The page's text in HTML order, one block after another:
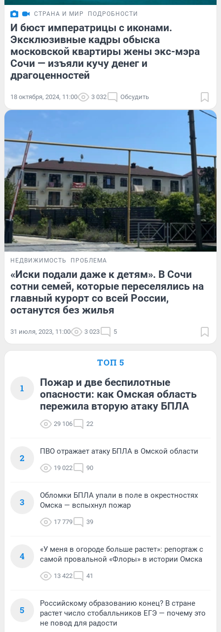
СТРАНА И МИР ПОДРОБНОСТИ
И бюст императрицы с иконами.
Эксклюзивные кадры обыска
московской квартиры жены экс-мэра
Сочи — изъяли кучу денег и
драгоценностей
18 октября, 2024, 11:00 3 032 Обсудить
НЕДВИЖИМОСТЬ ПРОБЛЕМА
«Иски подали даже к детям». В Сочи
сотни семей, которые переселялись на
главный курорт со всей России,
останутся без жилья
31 июля, 2023, 11:00 3 023 5
ТОП 5
1
Пожар и две беспилотные
опасности: как Омская область
пережила вторую атаку БПЛА
29 106 22
2
ПВО отражает атаку БПЛА в Омской области
19 022 90
3
Обломки БПЛА упали в поле в окрестностях
Омска — вспыхнул пожар
17 779 39
4
«У меня в огороде больше растет»: репортаж с
самой провальной «Флоры» в истории Омска
13 422 41
5
Российскому образованию конец? В стране
растет число стобалльников ЕГЭ — почему это
не повод для радости